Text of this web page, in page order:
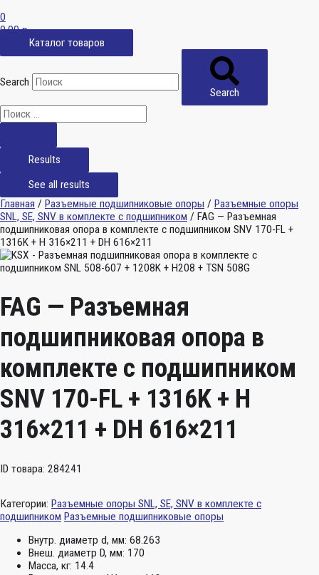
0
0,00р.
Каталог товаров
Search
Search
Results
See all results
Главная / Разъемные подшипниковые опоры / Разъемные опоры
SNL, SE, SNV в комплекте с подшипником / FAG — Разъемная
подшипниковая опора в комплекте с подшипником SNV 170-FL +
1316K + H 316×211 + DH 616×211
FAG — Разъемная
подшипниковая опора в
комплекте с подшипником
SNV 170-FL + 1316K + H
316×211 + DH 616×211
ID товара: 284241
Категории: Разъемные опоры SNL, SE, SNV в комплекте с
подшипником Разъемные подшипниковые опоры
Внутр. диаметр d, мм: 68.263
Внеш. диаметр D, мм: 170
Масса, кг: 14.4